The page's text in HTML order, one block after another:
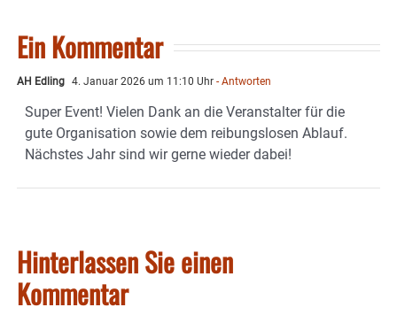
Ein Kommentar
AH Edling 4. Januar 2026 um 11:10 Uhr - Antworten
Super Event! Vielen Dank an die Veranstalter für die
gute Organisation sowie dem reibungslosen Ablauf.
Nächstes Jahr sind wir gerne wieder dabei!
Hinterlassen Sie einen
Kommentar